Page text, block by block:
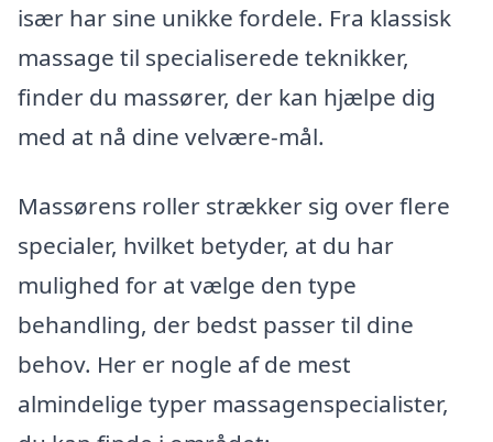
især har sine unikke fordele. Fra klassisk
massage til specialiserede teknikker,
finder du massører, der kan hjælpe dig
med at nå dine velvære-mål.
Massørens roller strækker sig over flere
specialer, hvilket betyder, at du har
mulighed for at vælge den type
behandling, der bedst passer til dine
behov. Her er nogle af de mest
almindelige typer massagenspecialister,